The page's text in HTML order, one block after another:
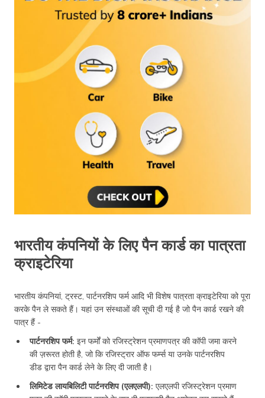
भारतीय कंपनियों के लिए पैन कार्ड का पात्रता
क्राइटेरिया
भारतीय कंपनियां, ट्रस्ट, पार्टनरशिप फर्म आदि भी विशेष पात्रता क्राइटेरिया को पूरा
करके पैन ले सकते हैं। यहां उन संस्थाओं की सूची दी गई है जो पैन कार्ड रखने की
पात्र हैं -
पार्टनरशिप फर्म: इन फर्मों को रजिस्ट्रेशन प्रमाणपत्र की कॉपी जमा करने
की ज़रूरत होती है, जो कि रजिस्ट्रार ऑफ फर्म्स या उनके पार्टनरशिप
डीड द्वारा पैन कार्ड लेने के लिए दी जाती है।
लिमिटेड लायबिलिटी पार्टनरशिप (एलएलपी): एलएलपी रजिस्ट्रेशन प्रमाण